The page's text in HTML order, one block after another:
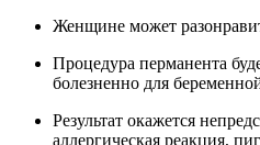
Женщине может
Процедура перманента
болезненно для
Результат окажется
аллергическая реакция,